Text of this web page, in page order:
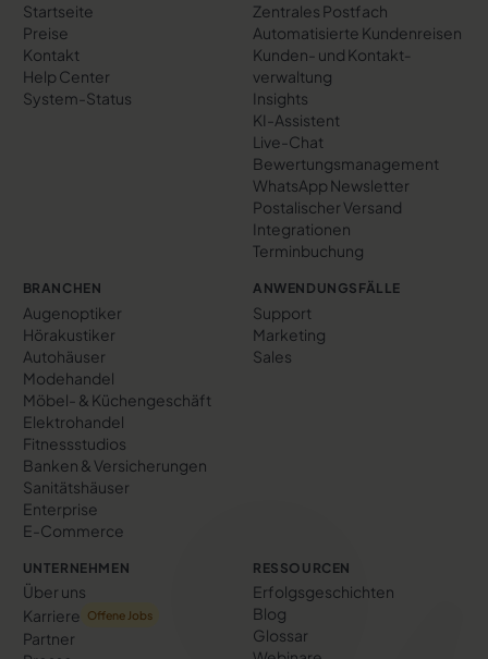
Startseite
Preise
Kontakt
Help Center
System-Status
Zentrales Postfach
Automatisierte Kundenreisen
Kunden- und Kontakt­
verwaltung
Insights
KI-Assistent
Live-Chat
Bewertungs­management
WhatsApp Newsletter
Postalischer Versand
Integrationen
Terminbuchung
BRANCHEN
Augenoptiker
Hörakustiker
Autohäuser
Modehandel
Möbel- & Küchengeschäft
Elektrohandel
Fitnessstudios
Banken & Versicherungen
Sanitätshäuser
Enterprise
E-Commerce
ANWENDUNGSFÄLLE
Support
Marketing
Sales
UNTERNEHMEN
Über uns
Karriere
Offene Jobs
Partner
RESSOURCEN
Erfolgs­geschichten
Blog
Glossar